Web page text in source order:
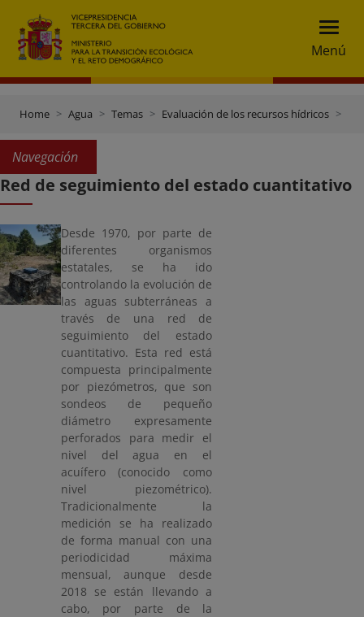
Menú
Home Agua Temas Evaluación de los recursos hídricos
Navegación
Red de seguimiento del estado cuantitativo
Desde 1970, por parte de
diferentes organismos
estatales, se ha ido
controlando la evolución de
las aguas subterráneas a
través de una red de
seguimiento del estado
cuantitativo. Esta red está
compuesta principalmente
por piezómetros, que son
sondeos de pequeño
diámetro expresamente
perforados para medir el
nivel del agua en el
acuífero (conocido como
nivel piezométrico).
Tradicionalmente la
medición se ha realizado
de forma manual con una
periodicidad máxima
mensual, aunque desde
2018 se están llevando a
cabo, por parte de la